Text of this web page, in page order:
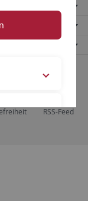
RSS-Feed